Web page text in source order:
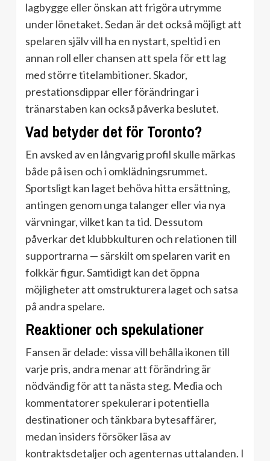
lagbygge eller önskan att frigöra utrymme
under lönetaket. Sedan är det också möjligt att
spelaren själv vill ha en nystart, speltid i en
annan roll eller chansen att spela för ett lag
med större titelambitioner. Skador,
prestationsdippar eller förändringar i
tränarstaben kan också påverka beslutet.
Vad betyder det för Toronto?
En avsked av en långvarig profil skulle märkas
både på isen och i omklädningsrummet.
Sportsligt kan laget behöva hitta ersättning,
antingen genom unga talanger eller via nya
värvningar, vilket kan ta tid. Dessutom
påverkar det klubbkulturen och relationen till
supportrarna — särskilt om spelaren varit en
folkkär figur. Samtidigt kan det öppna
möjligheter att omstrukturera laget och satsa
på andra spelare.
Reaktioner och spekulationer
Fansen är delade: vissa vill behålla ikonen till
varje pris, andra menar att förändring är
nödvändig för att ta nästa steg. Media och
kommentatorer spekulerar i potentiella
destinationer och tänkbara bytesaffärer,
medan insiders försöker läsa av
kontraktsdetaljer och agenternas uttalanden. I